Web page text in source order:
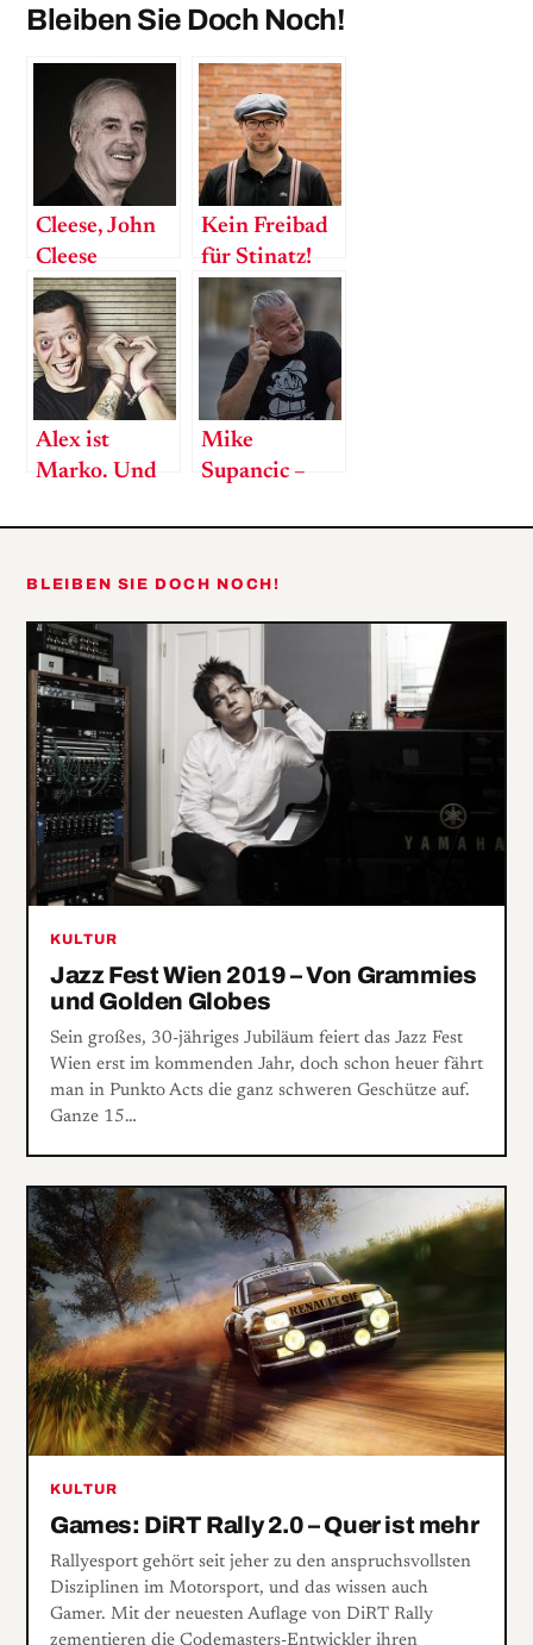
Bleiben Sie Doch Noch!
Cleese, John
Cleese
Kein Freibad
für Stinatz!
Alex ist
Marko. Und
Herbert. Und
Mike
Supancic –
Kabarettist in
BLEIBEN SIE DOCH NOCH!
KULTUR
Jazz Fest Wien 2019 – Von Grammies
und Golden Globes
Sein großes, 30-jähriges Jubiläum feiert das Jazz Fest
Wien erst im kommenden Jahr, doch schon heuer fährt
man in Punkto Acts die ganz schweren Geschütze auf.
Ganze 15…
KULTUR
Games: DiRT Rally 2.0 – Quer ist mehr
Rallyesport gehört seit jeher zu den anspruchsvollsten
Disziplinen im Motorsport, und das wissen auch
Gamer. Mit der neuesten Auflage von DiRT Rally
zementieren die Codemasters-Entwickler ihren